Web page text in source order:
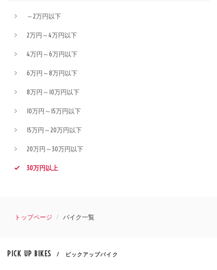
～2万円以下
2万円～4万円以下
4万円～6万円以下
6万円～8万円以下
8万円～10万円以下
10万円～15万円以下
15万円～20万円以下
20万円～30万円以下
30万円以上
トップページ バイク一覧
PICK UP BIKES / ピックアップバイク